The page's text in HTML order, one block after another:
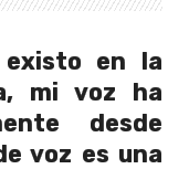
en la
mi voz ha
desde
voz es una